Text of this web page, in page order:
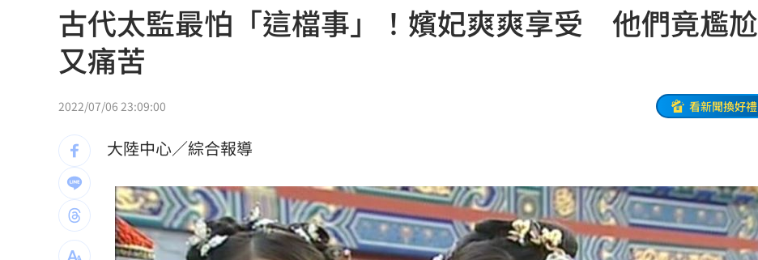
魏平政太樂觀 爆王惠美未允諾接競總主委 21:44
川普喊戰爭快結束 美股漲、台指期衝45000
拖吊車「沒綁好」！ 百萬休旅重摔滑落
燈桿「孵蛋」路口影像直播紅鳩輪流護蛋
合體沈伯洋 「過來人」陳時中送3叮嚀 21:31
兆基債務風暴！前董座李建成遭當庭逮補 21:31
古代太監最怕「這檔事」！嬪妃爽爽享受 他們竟尷尬
又痛苦
2022/07/06 23:09:00 看新聞換好禮
大陸中心／綜合報導